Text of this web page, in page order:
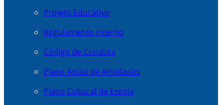
Projeto Educativo
Regulamento Interno
Código de Conduta
Plano Anual de Atividades
Plano Cultural de Escola